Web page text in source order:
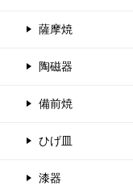
薩摩焼
陶磁器
備前焼
ひげ皿
漆器